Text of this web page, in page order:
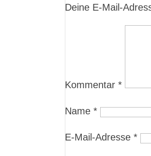
Deine E-Mail-
Kommentar*
Name*
E-Mail-Adresse*